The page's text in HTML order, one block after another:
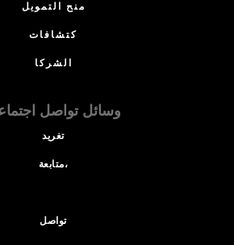
منح التمويل
كتشافات
الشركا
وسائل تواصل
تغريد
متابعة،
تواصل